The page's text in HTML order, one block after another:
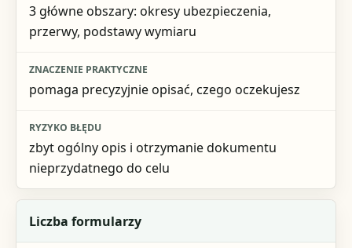
3 główne obszary: okresy ubezpieczenia,
przerwy, podstawy wymiaru
pomaga precyzyjnie opisać, czego oczekujesz
zbyt ogólny opis i otrzymanie dokumentu
nieprzydatnego do celu
Liczba formularzy